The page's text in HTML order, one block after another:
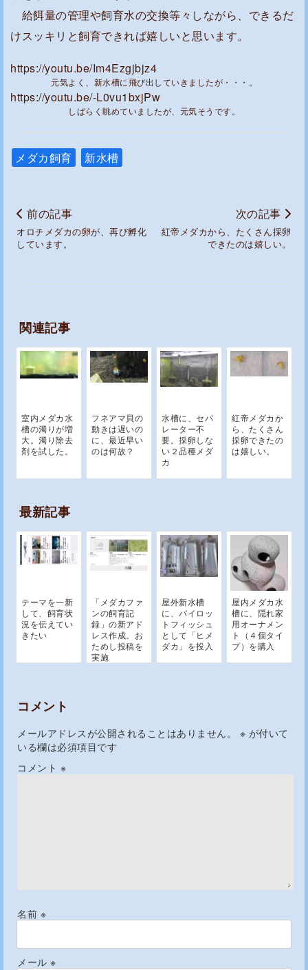
給餌量の管理や飼育水の交換等々しながら、できるだ
けスッキリと飼育できれば嬉しいと思います。
https://youtu.be/Im4Ezgjbjz4
元気よく、新水槽に飛び出していきましたが・・・。
https://youtu.be/-L0vu1bxjPw
しばらく眺めていましたが、元気そうです。
メダカ飼育 新水槽
前の記事
オロチメダカの卵が、再び孵化
しています。
次の記事
紅帝メダカから、たくさん採卵
できたのは嬉しい。
関連記事
室内メダカ水
槽の濁りが増
大。濁り除去
剤を試した。
フネアマ貝の
動きは遅いの
に、最近早い
のは何故？
水槽に、セパ
レーター不
要。採卵しな
い２品種メダ
カ
紅帝メダカか
ら、たくさん
採卵できたの
は嬉しい。
最新記事
テーマを一新
して、飼育状
況を伝えてい
きたい
「メダカファ
ンの飼育記
録」の新アド
レス作成。お
ためし投稿を
実施
屋外新水槽
に、パイロッ
トフィッシュ
として「ヒメ
ダカ」を投入
屋内メダカ水
槽に、隠れ家
用オーナメン
ト（４個タイ
プ）を購入
コメント
メールアドレスが公開されることはありません。 ※ が付いて
いる欄は必須項目です
コメント ※
名前 ※
メール ※